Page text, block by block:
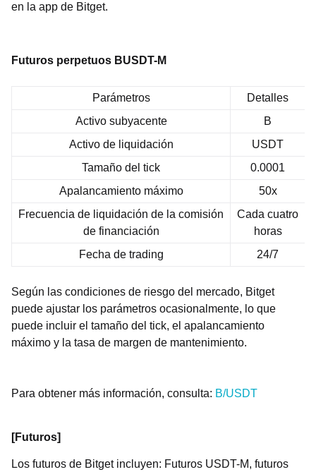
en la app de Bitget.
Futuros perpetuos BUSDT-M
Parámetros
Detalles
Activo subyacente
B
Activo de liquidación
USDT
Tamaño del tick
0.0001
Apalancamiento máximo
50x
Frecuencia de liquidación de la comisión
de financiación
Cada cuatro
horas
Fecha de trading
24/7
Según las condiciones de riesgo del mercado, Bitget
puede ajustar los parámetros ocasionalmente, lo que
puede incluir el tamaño del tick, el apalancamiento
máximo y la tasa de margen de mantenimiento.
Para obtener más información, consulta: B/USDT
[Futuros]
Los futuros de Bitget incluyen: Futuros USDT-M, futuros